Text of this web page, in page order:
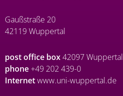
Gaußstraße 20
42119 Wuppertal
post office box42097 Wuppertal
phone+49 202 439-0
Internetwww.uni-wuppertal.de